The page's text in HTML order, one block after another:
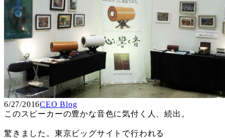
6/27/2016CEO Blog
このスピーカーの豊かな音色に気付く人、続出。
驚きました。東京ビッグサイトで行われる